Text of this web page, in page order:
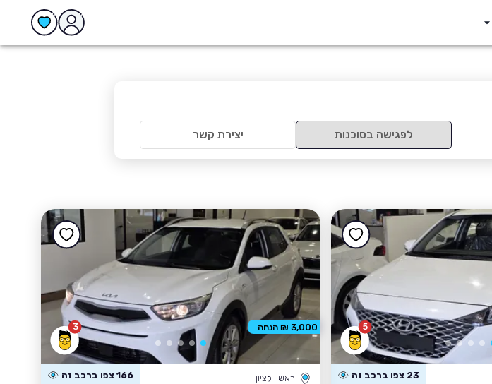
לפגישה בסוכנות יצירת קשר
5
23 צפו ברכב זה
3
ראשון לציון 166 צפו ברכב זה
3,000 ₪ הנחה